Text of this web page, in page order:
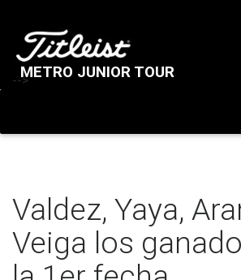
METRO JUNIOR TOUR
-->
Valdez, Yaya,
Veiga los